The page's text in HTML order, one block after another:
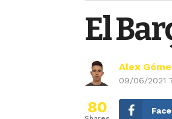
Miguel Trauco: «No creo que me
Hicieron tablas: La ‘U’ empató en
El
Alex
09/06/2021
80